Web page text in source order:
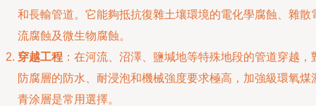
和長輸管道。它能夠抵抗復雜土壤環境的電化學腐蝕、雜散
流腐蝕及微生物腐蝕。
穿越工程 ：在河流、沼澤、鹽堿地等特殊地段的管道穿越，
防腐層的防水、耐浸泡和機械強度要求極高，加強級環氧煤
青涂層是常用選擇。